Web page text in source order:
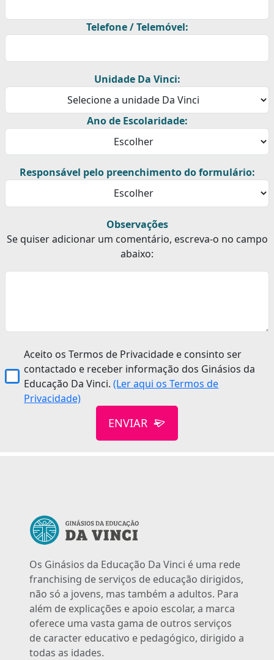
Telefone / Telemóvel:
Unidade Da Vinci:
Ano de Escolaridade:
Responsável pelo preenchimento do formulário:
Observações
Se quiser adicionar um comentário, escreva-o no campo
abaixo:
Aceito os Termos de Privacidade e consinto ser
contactado e receber informação dos Ginásios da
Educação Da Vinci.(Ler aqui os Termos de
Privacidade)
ENVIAR
Os Ginásios da Educação Da Vinci é uma rede
franchising de serviços de educação dirigidos,
não só a jovens, mas também a adultos. Para
além de explicações e apoio escolar, a marca
oferece uma vasta gama de outros serviços
de caracter educativo e pedagógico, dirigido a
todas as idades.